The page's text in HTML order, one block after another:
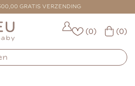
GRATIS VERZENDING
= VANDAAG VERZONDEN
(0) (0)